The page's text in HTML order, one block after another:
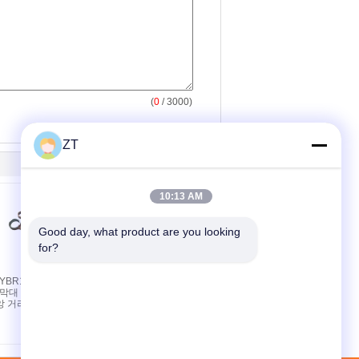
(0 / 3000)
오토
대 조립
거리
ZT
10:13 AM
Good day, what product are you looking
for?